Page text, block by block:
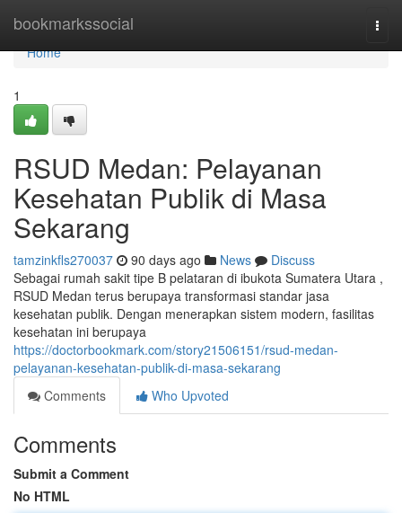
bookmarkssocial
Home
Home
1
RSUD Medan: Pelayanan
Kesehatan Publik di Masa
Sekarang
tamzinkfls270037 90 days ago News
Discuss
Sebagai rumah sakit tipe B pelataran di ibukota Sumatera Utara ,
RSUD Medan terus berupaya transformasi standar jasa
kesehatan publik. Dengan menerapkan sistem modern, fasilitas
kesehatan ini berupaya
https://doctorbookmark.com/story21506151/rsud-medan-
pelayanan-kesehatan-publik-di-masa-sekarang
Comments
Who Upvoted
Comments
Submit a Comment
No HTML